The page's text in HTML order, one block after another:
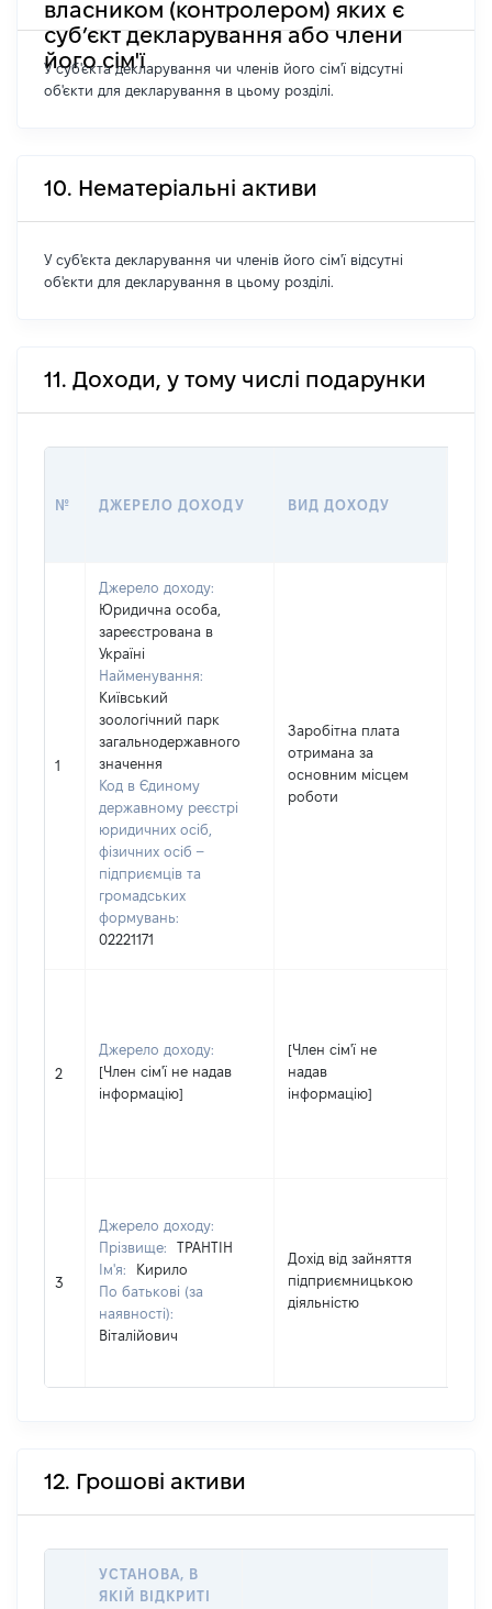
власником (контролером) яких є
суб’єкт декларування або члени
його сім'ї
У суб'єкта декларування чи членів його сім'ї відсутні
об'єкти для декларування в цьому розділі.
10. Нематеріальні активи
У суб'єкта декларування чи членів його сім'ї відсутні
об'єкти для декларування в цьому розділі.
11. Доходи, у тому числі подарунки
№ ДЖЕРЕЛО ДОХОДУ ВИД ДОХОДУ
1
Джерело доходу:
Юридична особа,
зареєстрована в
Україні
Найменування:
Київський
зоологічний парк
загальнодержавного
значення
Код в Єдиному
державному реєстрі
юридичних осіб,
фізичних осіб –
підприємців та
громадських
формувань:
02221171
Заробітна плата
отримана за
основним місцем
роботи
2
Джерело доходу:
[Член сім'ї не надав
інформацію]
[Член сім'ї не
надав
інформацію]
3
Джерело доходу:
Прізвище:
ТРАНТІН
Ім'я:
Кирило
По батькові (за
наявності):
Віталійович
Дохід від зайняття
підприємницькою
діяльністю
12. Грошові активи
УСТАНОВА, В
ЯКІЙ ВІДКРИТІ